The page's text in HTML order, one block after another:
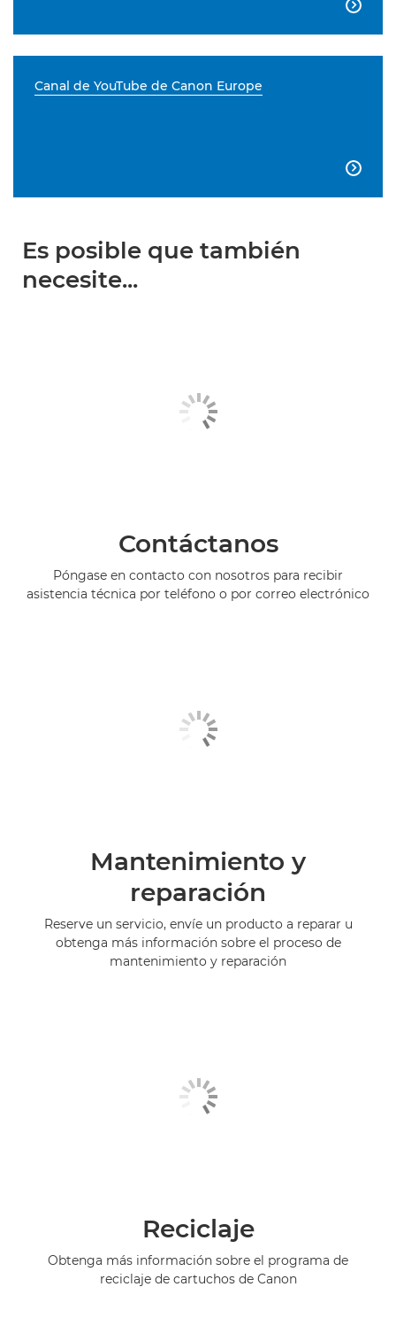

Canal de YouTube de Canon Europe

Es posible que también
necesite...
Contáctanos
Póngase en contacto con nosotros para recibir
asistencia técnica por teléfono o por correo electrónico
Mantenimiento y
reparación
Reserve un servicio, envíe un producto a reparar u
obtenga más información sobre el proceso de
mantenimiento y reparación
Reciclaje
Obtenga más información sobre el programa de
reciclaje de cartuchos de Canon